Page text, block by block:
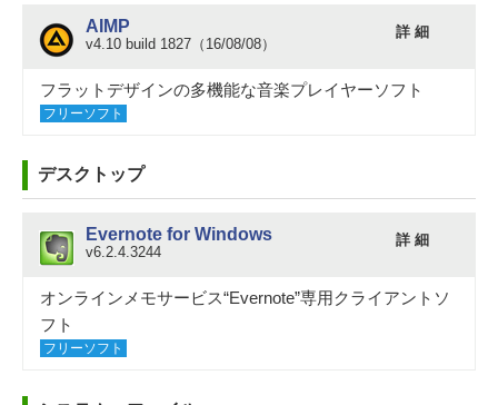
AIMP
v4.10 build 1827（16/08/08）
詳 細
フラットデザインの多機能な音楽プレイヤーソフト
フリーソフト
デスクトップ
Evernote for Windows
v6.2.4.3244
詳 細
オンラインメモサービス“Evernote”専用クライアントソ
フト
フリーソフト